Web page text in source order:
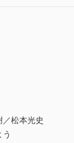
松本光史